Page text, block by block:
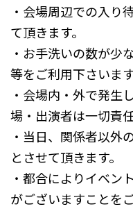
・会場周辺での入り
て頂きます。
・お手洗いの数が少
等をご利用下さいま
・会場内・外で発生
場・出演者は一切責
・当日、関係者以外
とさせて頂きます。
・都合によりイベン
がございますことを